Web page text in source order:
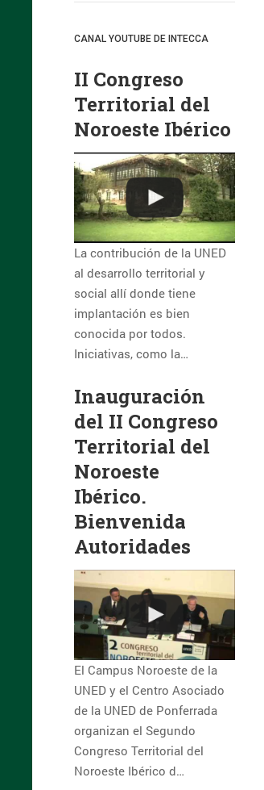
CANAL YOUTUBE DE INTECCA
II Congreso
Territorial del
Noroeste Ibérico
La contribución de la UNED
al desarrollo territorial y
social allí donde tiene
implantación es bien
conocida por todos.
Iniciativas, como la…
Inauguración
del II Congreso
Territorial del
Noroeste
Ibérico.
Bienvenida
Autoridades
El Campus Noroeste de la
UNED y el Centro Asociado
de la UNED de Ponferrada
organizan el Segundo
Congreso Territorial del
Noroeste Ibérico d…